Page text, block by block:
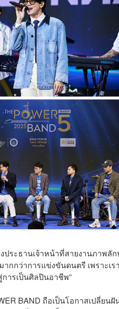
ประธานเจ้าหน้าที่สายงานภาพลั
ากกว่าการแข่งขันดนตรี เพราะ
ารเป็นศิลปินอาชีพ”
BAND ถือเป็นโอกาสเปลี่ย